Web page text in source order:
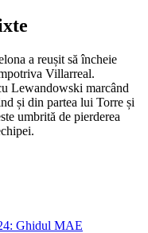
a reușit să încheie
Villarreal.
Lewandowski marcând
și din partea lui Torre și
umbrită de pierderea
Ghidul MAE